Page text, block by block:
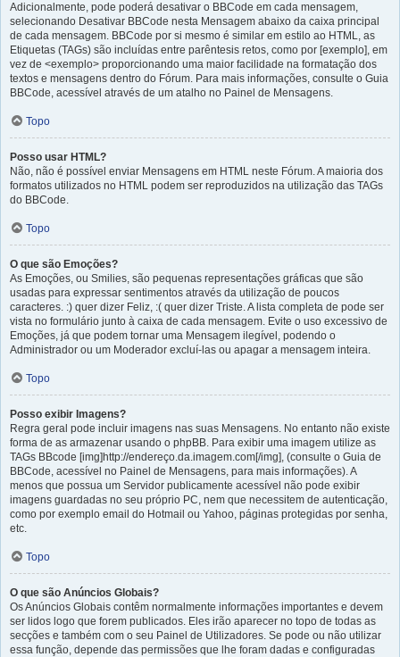
Adicionalmente, pode poderá desativar o BBCode em cada mensagem,
selecionando Desativar BBCode nesta Mensagem abaixo da caixa principal
de cada mensagem. BBCode por si mesmo é similar em estilo ao HTML, as
Etiquetas (TAGs) são incluídas entre parêntesis retos, como por [exemplo], em
vez de <exemplo> proporcionando uma maior facilidade na formatação dos
textos e mensagens dentro do Fórum. Para mais informações, consulte o Guia
BBCode, acessível através de um atalho no Painel de Mensagens.
Topo
Posso usar HTML?
Não, não é possível enviar Mensagens em HTML neste Fórum. A maioria dos
formatos utilizados no HTML podem ser reproduzidos na utilização das TAGs
do BBCode.
Topo
O que são Emoções?
As Emoções, ou Smilies, são pequenas representações gráficas que são
usadas para expressar sentimentos através da utilização de poucos
caracteres. :) quer dizer Feliz, :( quer dizer Triste. A lista completa de pode ser
vista no formulário junto à caixa de cada mensagem. Evite o uso excessivo de
Emoções, já que podem tornar uma Mensagem ilegível, podendo o
Administrador ou um Moderador excluí-las ou apagar a mensagem inteira.
Topo
Posso exibir Imagens?
Regra geral pode incluir imagens nas suas Mensagens. No entanto não existe
forma de as armazenar usando o phpBB. Para exibir uma imagem utilize as
TAGs BBcode [img]http://endereço.da.imagem.com[/img], (consulte o Guia de
BBCode, acessível no Painel de Mensagens, para mais informações). A
menos que possua um Servidor publicamente acessível não pode exibir
imagens guardadas no seu próprio PC, nem que necessitem de autenticação,
como por exemplo email do Hotmail ou Yahoo, páginas protegidas por senha,
etc.
Topo
O que são Anúncios Globais?
Os Anúncios Globais contêm normalmente informações importantes e devem
ser lidos logo que forem publicados. Eles irão aparecer no topo de todas as
secções e também com o seu Painel de Utilizadores. Se pode ou não utilizar
essa função, depende das permissões que lhe foram dadas e configuradas